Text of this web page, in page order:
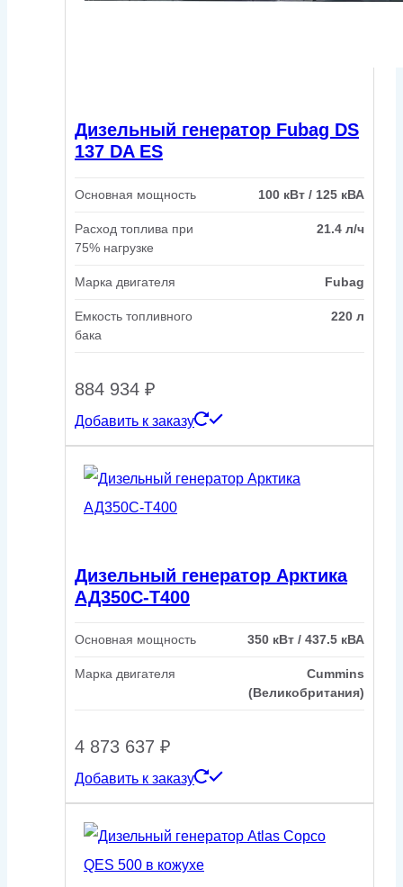
Дизельный генератор Fubag DS
137 DA ES
Основная мощность 100 кВт / 125 кВА
Расход топлива при
75% нагрузке
21.4 л/ч
Марка двигателя Fubag
Емкость топливного
бака
220 л
884 934 ₽
Добавить к заказу
Дизельный генератор Арктика
АД350С-Т400
Основная мощность 350 кВт / 437.5 кВА
Марка двигателя
Cummins
(Великобритания)
4 873 637 ₽
Добавить к заказу